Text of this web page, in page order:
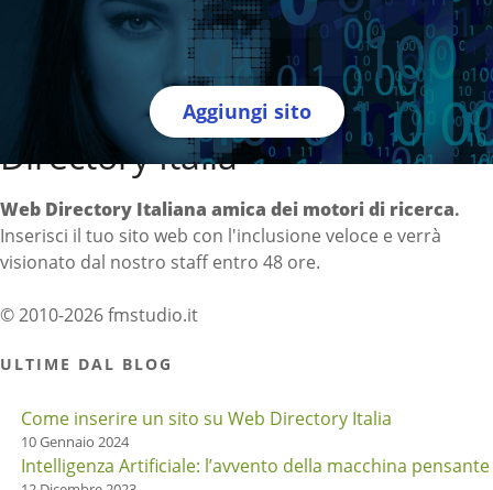
Aggiungi sito
Directory Italia
Web Directory Italiana amica dei motori di ricerca.
Inserisci il tuo sito web con l'inclusione veloce e verrà
visionato dal nostro staff entro 48 ore.
© 2010-2026 fmstudio.it
ULTIME DAL BLOG
Come inserire un sito su Web Directory Italia
10 Gennaio 2024
Intelligenza Artificiale: l’avvento della macchina pensante